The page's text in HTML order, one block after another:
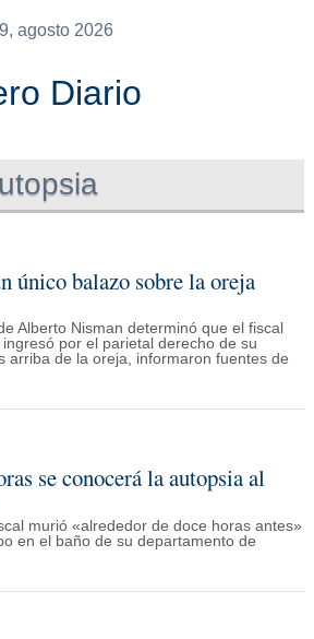
agosto 2026
Diario
único balazo sobre la oreja
Alberto Nisman determinó que el fiscal
por el parietal derecho de su
arriba de la oreja, informaron fuentes de
se conocerá la autopsia al
murió «alrededor de doce horas antes»
en el baño de su departamento de